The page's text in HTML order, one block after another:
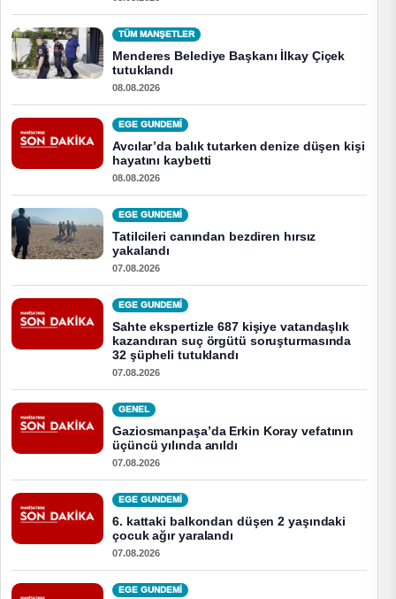
TÜM MANŞETLER
Menderes Belediye Başkanı İlkay Çiçek
tutuklandı
08.08.2026
EGE GUNDEMİ
Avcılar’da balık tutarken denize düşen kişi
hayatını kaybetti
08.08.2026
EGE GUNDEMİ
Tatilcileri canından bezdiren hırsız
yakalandı
07.08.2026
EGE GUNDEMİ
Sahte ekspertizle 687 kişiye vatandaşlık
kazandıran suç örgütü soruşturmasında
32 şüpheli tutuklandı
07.08.2026
GENEL
Gaziosmanpaşa’da Erkin Koray vefatının
üçüncü yılında anıldı
07.08.2026
EGE GUNDEMİ
6. kattaki balkondan düşen 2 yaşındaki
çocuk ağır yaralandı
07.08.2026
EGE GUNDEMİ